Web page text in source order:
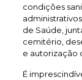
condições
de Saúde,
cemitério,
e autorização
É